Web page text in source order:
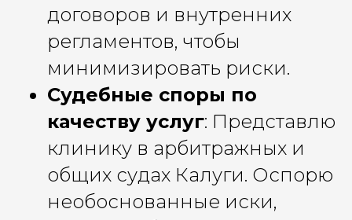
договоров и внутренних
регламентов, чтобы
минимизировать риски.
Судебные споры по
качеству услуг: Представлю
клинику в арбитражных и
общих судах Калуги. Оспорю
необоснованные иски,